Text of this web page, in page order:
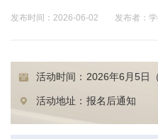
发布时间：2026-06-02 发布者：
活动时间： 2026年6月5日
活动地址： 报名后通知